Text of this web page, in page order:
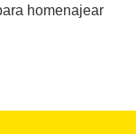
homenajear